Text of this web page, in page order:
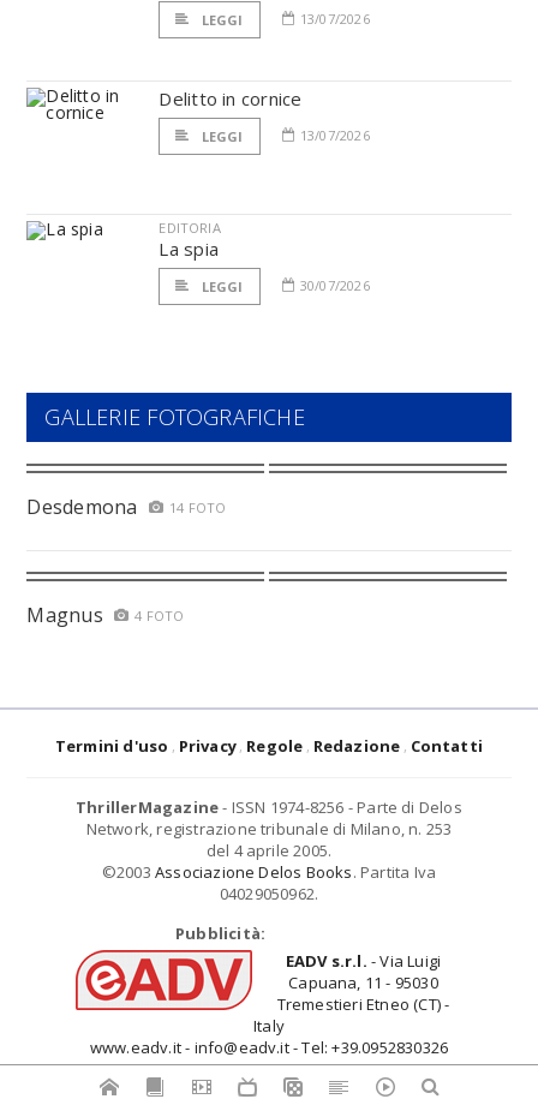
LEGGI 13/07/2026
Delitto in cornice
LEGGI 13/07/2026
EDITORIA
La spia
LEGGI 30/07/2026
GALLERIE FOTOGRAFICHE
Desdemona 14 FOTO
Magnus 4 FOTO
Termini d'uso Privacy Regole Redazione Contatti
ThrillerMagazine- ISSN 1974-8256 - Parte di Delos
Network, registrazione tribunale di Milano, n. 253
del 4 aprile 2005.
©2003 Associazione Delos Books. Partita Iva
04029050962.
Pubblicità:
EADV s.r.l. - Via Luigi
Capuana, 11 - 95030
Tremestieri Etneo (CT) -
Italy
www.eadv.it - info@eadv.it - Tel: +39.0952830326